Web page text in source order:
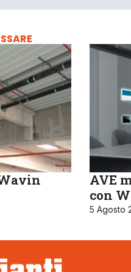
AVE
con
5 Agosto